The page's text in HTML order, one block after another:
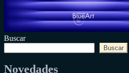
Buscar
Buscar
Novedades